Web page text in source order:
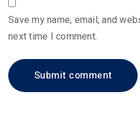
Save my name, email, and
next time I comment.